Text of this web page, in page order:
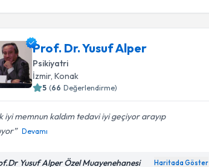
Prof. Dr. Yusuf Alper
Psikiyatri
İzmir, Konak
5 (66 Değerlendirme)
iyi memnun kaldım tedavi iyi geçiyor arayıp
Devamı
Yusuf Alper Özel Muayenehanesi Haritada Göster